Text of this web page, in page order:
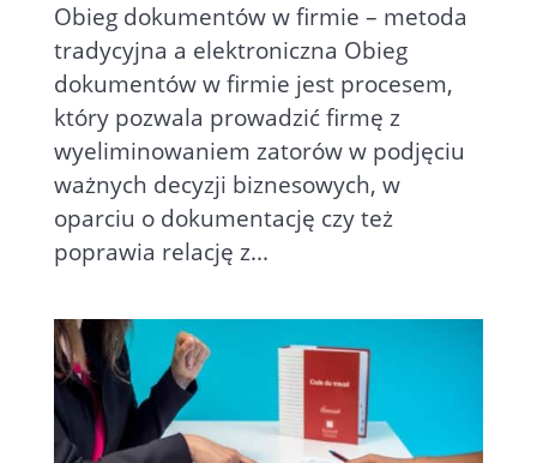
Obieg dokumentów w firmie – metoda
tradycyjna a elektroniczna Obieg
dokumentów w firmie jest procesem,
który pozwala prowadzić firmę z
wyeliminowaniem zatorów w podjęciu
ważnych decyzji biznesowych, w
oparciu o dokumentację czy też
poprawia relację z...